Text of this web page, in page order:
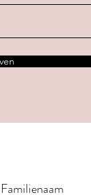
Familienaam